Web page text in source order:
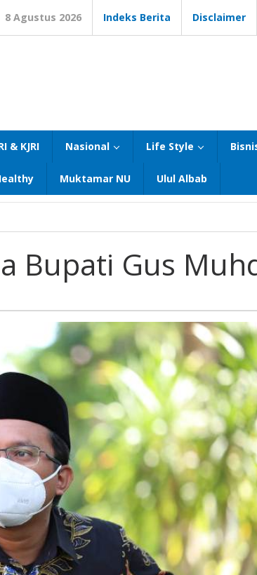
8 Agustus 2026 Indeks Berita Disclaimer
& KJRI Nasional Life Style
Muktamar NU Ulul Albab
Bupati Gus